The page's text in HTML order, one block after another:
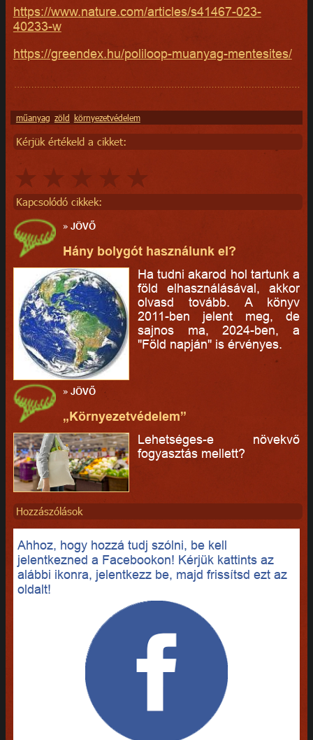
https://www.nature.com/articles/s41467-023-
40233-w
https://greendex.hu/poliloop-muanyag-mentesites/
műanyag zöld környezetvédelem
Kérjük értékeld a cikket:
Kapcsolódó cikkek:
»JÖVŐ
Hány bolygót használunk el?
Ha tudni akarod hol tartunk a
föld elhasználásával, akkor
olvasd tovább. A könyv
2011-ben jelent meg, de
sajnos ma, 2024-ben, a
"Föld napján" is érvényes.
»JÖVŐ
„Környezetvédelem”
Lehetséges-e növekvő
fogyasztás mellett?
Hozzászólások
Ahhoz, hogy hozzá tudj szólni, be kell
jelentkezned a Facebookon! Kérjük kattints az
alábbi ikonra, jelentkezz be, majd frissítsd ezt az
oldalt!